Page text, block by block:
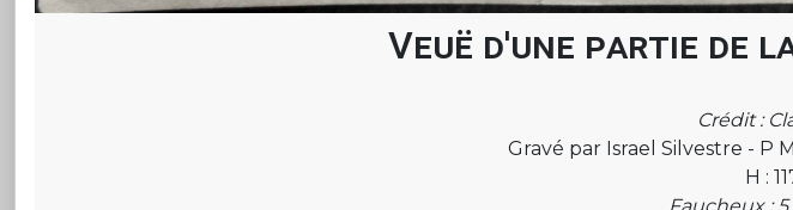
Veuë d'une partie de
Crédit :
Gravé par Israel Silvestre - P
H :